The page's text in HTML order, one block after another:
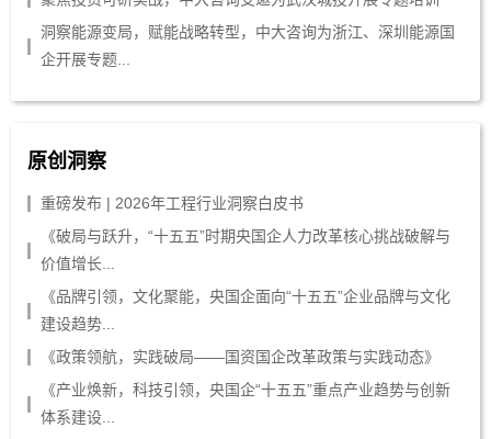
洞察能源变局，赋能战略转型，中大咨询为浙江、深圳能源国
企开展专题...
原创洞察
重磅发布 | 2026年工程行业洞察白皮书
《破局与跃升，“十五五”时期央国企人力改革核心挑战破解与
价值增长...
《品牌引领，文化聚能，央国企面向“十五五”企业品牌与文化
建设趋势...
《政策领航，实践破局——国资国企改革政策与实践动态》
《产业焕新，科技引领，央国企“十五五”重点产业趋势与创新
体系建设...